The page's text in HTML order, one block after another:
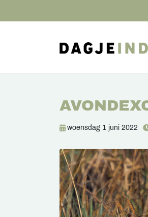
woensdag 1 juni 2022